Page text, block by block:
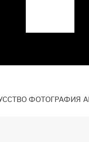
ФОТОГРАФИЯ